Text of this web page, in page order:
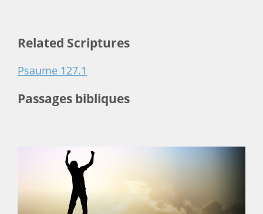
Related Scriptures
Psaume 127.1
Passages bibliques